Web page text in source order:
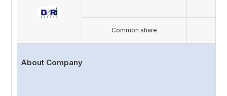
Common share
About Company